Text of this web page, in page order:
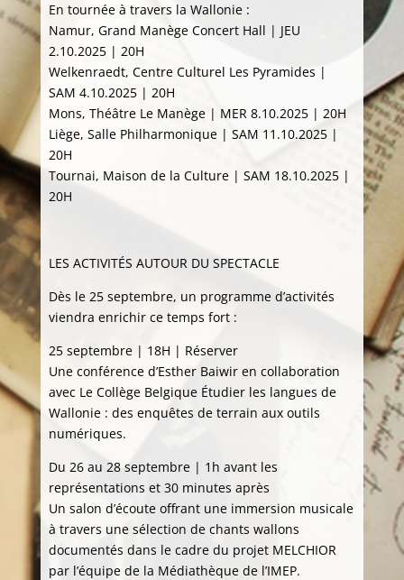
En tournée à travers la Wallonie :
Namur, Grand Manège Concert Hall | JEU
2.10.2025 | 20H
Welkenraedt, Centre Culturel Les Pyramides |
SAM 4.10.2025 | 20H
Mons, Théâtre Le Manège | MER 8.10.2025 | 20H
Liège, Salle Philharmonique | SAM 11.10.2025 |
20H
Tournai, Maison de la Culture | SAM 18.10.2025 |
20H
LES ACTIVITÉS AUTOUR DU SPECTACLE
Dès le 25 septembre, un programme d’activités
viendra enrichir ce temps fort :
25 septembre | 18H | Réserver
Une conférence d’Esther Baiwir en collaboration
avec Le Collège Belgique Étudier les langues de
Wallonie : des enquêtes de terrain aux outils
numériques.
Du 26 au 28 septembre | 1h avant les
représentations et 30 minutes après
Un salon d’écoute offrant une immersion musicale
à travers une sélection de chants wallons
documentés dans le cadre du projet MELCHIOR
par l’équipe de la Médiathèque de l’IMEP.